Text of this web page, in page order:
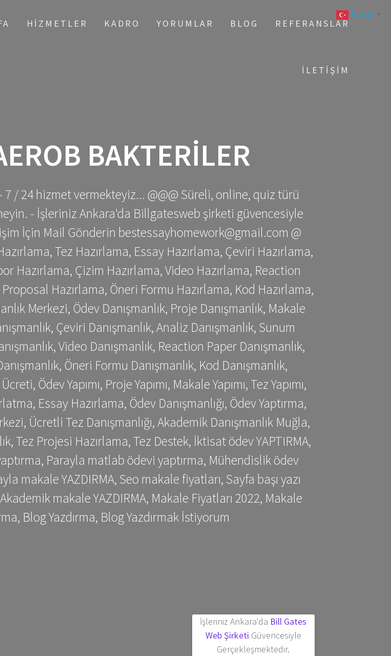
HIZMETLER KADRO YORUMLAR BLOG REFERANSLAR
İLETIŞIM
BAKTERILER
/ 24 hizmet vermekteyiz... @@@ Süreli, online, quiz türü
- İşleriniz Ankara'da Billgatesweb şirketi güvencesiyle
İçin Mail Gönderin bestessayhomework@gmail.com @
Tez Hazırlama, Essay Hazırlama, Çeviri Hazırlama,
Hazırlama, Çizim Hazırlama, Video Hazırlama, Reaction
Hazırlama, Öneri Formu Hazırlama, Kod Hazırlama,
Merkezi, Ödev Danışmanlık, Proje Danışmanlık, Makale
Çeviri Danışmanlık, Analiz Danışmanlık, Sunum
Video Danışmanlık, Reaction Paper Danışmanlık,
Öneri Formu Danışmanlık, Kod Danışmanlık,
Ödev Yapımı, Proje Yapımı, Makale Yapımı, Tez Yapımı,
Essay Hazırlama, Ödev Danışmanlığı, Ödev Yaptırma,
Ücretli Tez Danışmanlığı, Akademik Danışmanlık Muğla,
Tez Projesi Hazırlama, Tez Destek, İktisat ödev YAPTIRMA,
Parayla matlab ödevi yaptırma, Mühendislik ödev
makale YAZDIRMA, Seo makale fiyatları, Sayfa başı yazı
makale YAZDIRMA, Makale Fiyatları 2022, Makale
Blog Yazdırma, Blog Yazdırmak İstiyorum
İşleriniz Ankara'da Bill Gates
Web Şirketi Güvencesiyle
Gerçekleşmektedir.
Turkish ▼